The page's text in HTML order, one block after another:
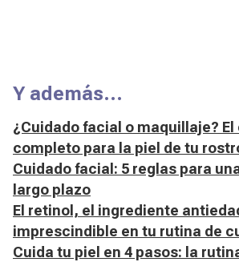
Y además…
¿Cuidado facial o maquillaje?
completo para la piel de tu
Cuidado facial: 5 reglas para
largo plazo
El retinol, el ingrediente
imprescindible en tu rutina de
Cuida tu piel en 4 pasos: la